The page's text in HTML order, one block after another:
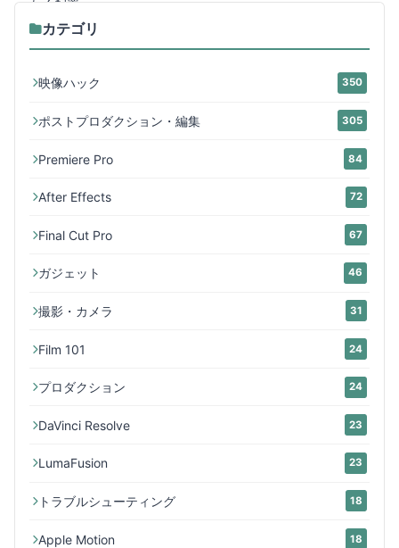
カテゴリ
映像ハック 350
ポストプロダクション・編集 305
Premiere Pro 84
After Effects 72
Final Cut Pro 67
ガジェット 46
撮影・カメラ 31
Film 101 24
プロダクション 24
DaVinci Resolve 23
LumaFusion 23
トラブルシューティング 18
Apple Motion 18